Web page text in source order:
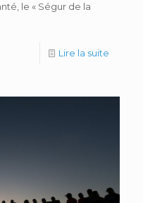
le « Ségur de la
Lire la suite